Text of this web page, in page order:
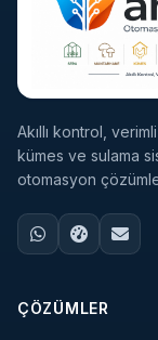
Akıllı kontrol,
kümes ve sulama
otomasyon
ÇÖZÜMLER